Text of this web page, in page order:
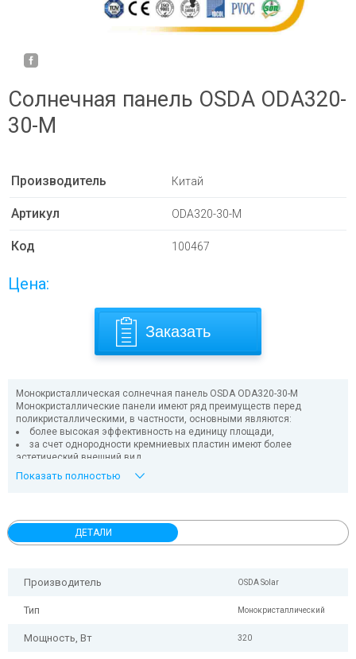
Солнечная панель OSDA ODA320-
30-M
Производитель Китай
Артикул ODA320-30-M
Код 100467
Цена:
Заказать
Монокристаллическая солнечная панель OSDA ODA320-30-M
Монокристаллические панели имеют ряд преимуществ перед
поликристаллическими, в частности, основными являются:
более высокая эффективность на единицу площади,
за счет однородности кремниевых пластин имеют более
эстетический внешний вид
В целом, монокристаллические солнечные панели лучше подойдут в
(ограниченной) площади.
Показать полностью
ДЕТАЛИ
Производитель OSDA Solar
Тип Монокристаллический
Мощность, Вт 320